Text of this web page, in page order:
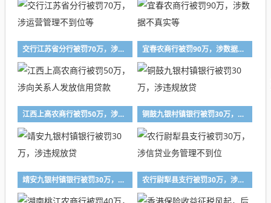
交行江苏省分行被罚70万，涉运营管理不到位等 宜春农商行被罚90万，涉数据不真实等
江西上高农商行被罚50万，涉向关系人发放信用贷款 铜鼓九银村镇银行被罚30万，涉违规放贷
靖安九银村镇银行被罚30万，涉违规放贷 农行尉犁县支行被罚30万，涉信贷业务管理不到位